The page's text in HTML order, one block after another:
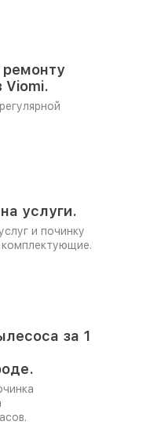
Viomi.
услуги.
и починку
за 1